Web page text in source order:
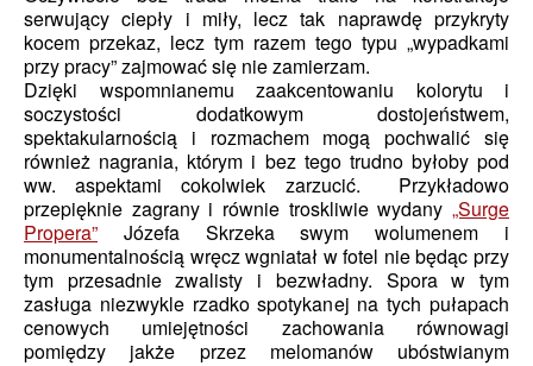
serwujący ciepły i miły, lecz tak naprawdę przykryty
kocem przekaz, lecz tym razem tego typu „wypadkami
przy pracy” zajmować się nie zamierzam.
Dzięki wspomnianemu zaakcentowaniu kolorytu i
soczystości dodatkowym dostojeństwem,
spektakularnością i rozmachem mogą pochwalić się
również nagrania, którym i bez tego trudno byłoby pod
ww. aspektami cokolwiek zarzucić. Przykładowo
przepięknie zagrany i równie troskliwie wydany „Surge
Propera” Józefa Skrzeka swym wolumenem i
monumentalnością wręcz wgniatał w fotel nie będąc przy
tym przesadnie zwalisty i bezwładny. Spora w tym
zasługa niezwykle rzadko spotykanej na tych pułapach
cenowych umiejętności zachowania równowagi
pomiędzy jakże przez melomanów ubóstwianym